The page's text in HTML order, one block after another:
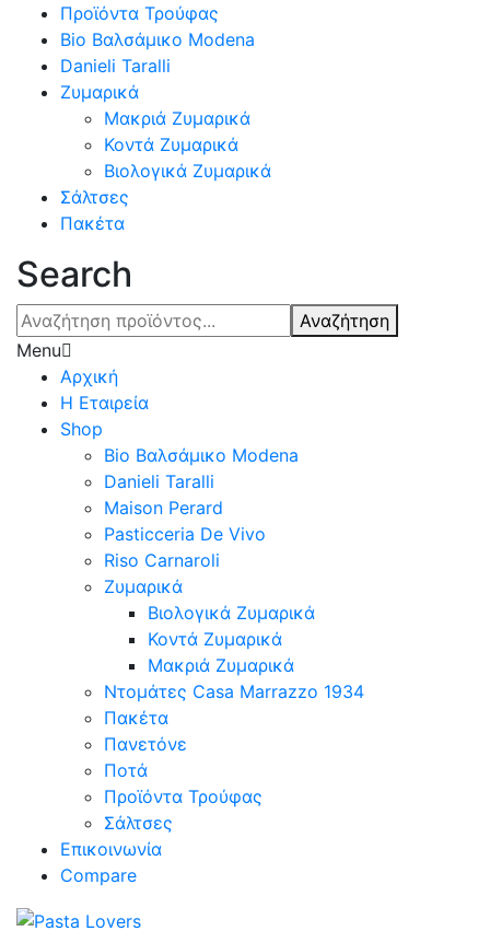
Προϊόντα Τρούφας
Bio Βαλσάμικο Modena
Danieli Taralli
Ζυμαρικά
Μακριά Ζυμαρικά
Κοντά Ζυμαρικά
Βιολογικά Ζυμαρικά
Σάλτσες
Πακέτα
Search
Αναζήτηση
Menu
Αρχική
Η Εταιρεία
Shop
Bio Βαλσάμικο Modena
Danieli Taralli
Maison Perard
Pasticceria De Vivo
Riso Carnaroli
Ζυμαρικά
Βιολογικά Ζυμαρικά
Κοντά Ζυμαρικά
Μακριά Ζυμαρικά
Ντομάτες Casa Marrazzo 1934
Πακέτα
Πανετόνε
Ποτά
Προϊόντα Τρούφας
Σάλτσες
Επικοινωνία
Compare